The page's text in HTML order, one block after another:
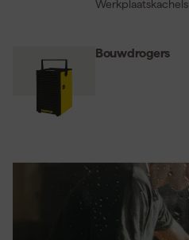
Werkplaatskachels
Bouwdrogers